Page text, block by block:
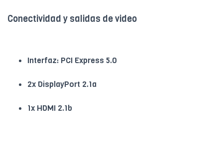
Conectividad y salidas de video
Interfaz: PCI Express 5.0
2x DisplayPort 2.1a
1x HDMI 2.1b